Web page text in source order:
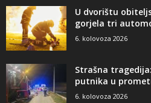
U dvorištu
gorjela tri
6. kolovoza 2026
Strašna
putnika u
6. kolovoza 2026